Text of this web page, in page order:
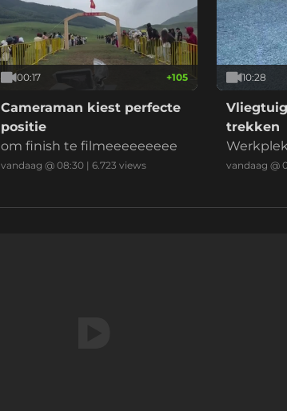
00:17 +105
Cameraman kiest perfecte
positie
om finish te filmeeeeeeeee
vandaag @ 08:30| 6.723 views
10:28
trekken
vandaag @